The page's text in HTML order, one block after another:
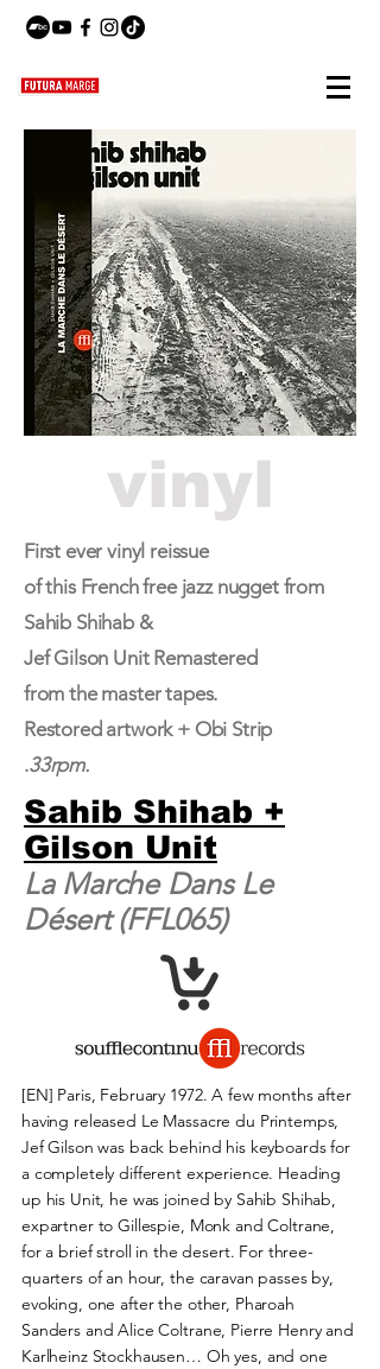
vinyl
First ever vinyl reissue
of this French free jazz nugget from
Sahib Shihab &
Jef Gilson Unit Remastered
from the master tapes.
Restored artwork + Obi Strip
.33rpm.
Sahib Shihab +
Gilson Unit
La Marche Dans Le
Désert (FFL065)
[EN] Paris, February 1972. A few months after
having released Le Massacre du Printemps,
Jef Gilson was back behind his keyboards for
a completely different experience. Heading
up his Unit, he was joined by Sahib Shihab,
expartner to Gillespie, Monk and Coltrane,
for a brief stroll in the desert. For three-
quarters of an hour, the caravan passes by,
evoking, one after the other, Pharoah
Sanders and Alice Coltrane, Pierre Henry and
Karlheinz Stockhausen… Oh yes, and one